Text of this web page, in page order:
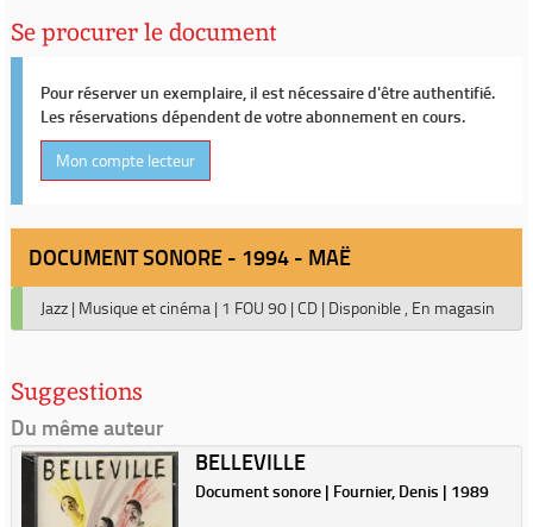
Se procurer le document
Pour réserver un exemplaire, il est nécessaire d'être authentifié.
Les réservations dépendent de votre abonnement en cours.
Mon compte lecteur
DOCUMENT SONORE - 1994 - MAË
Jazz | Musique et cinéma | 1 FOU 90 | CD | Disponible , En magasin
Suggestions
Du même auteur
BELLEVILLE
Document sonore | Fournier, Denis | 1989